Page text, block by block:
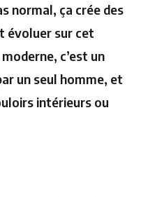
normal, ça crée des
évoluer sur cet
c’est un
un seul homme, et
intérieurs ou